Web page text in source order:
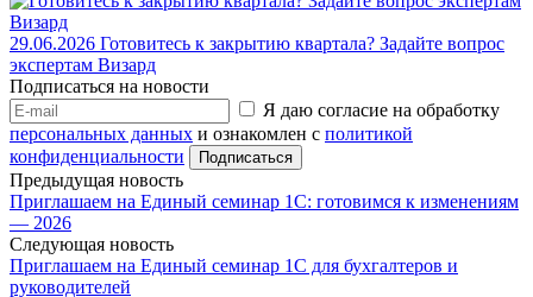
29.06.2026 Готовитесь к закрытию квартала? Задайте вопрос
экспертам Визард
Подписаться на новости
Я даю согласие на обработку
персональных данных и ознакомлен с политикой
конфиденциальности
Предыдущая новость
Приглашаем на Единый семинар 1С: готовимся к изменениям
— 2026
Следующая новость
Приглашаем на Единый семинар 1С для бухгалтеров и
руководителей